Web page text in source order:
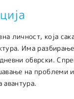
личност, која
Има
обврски.
на проблеми
авантура.